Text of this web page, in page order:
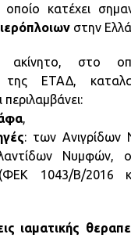
κατέχει
στην
στο
της ΕΤΑΔ,
περιλαμβάνει:
,
: των Ανιγρίδων
Νυμφών,
(ΦΕΚ 1043/Β/
ιαματικής